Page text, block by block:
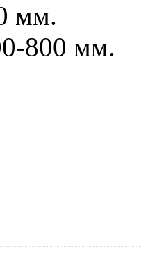
мм.
800 мм.